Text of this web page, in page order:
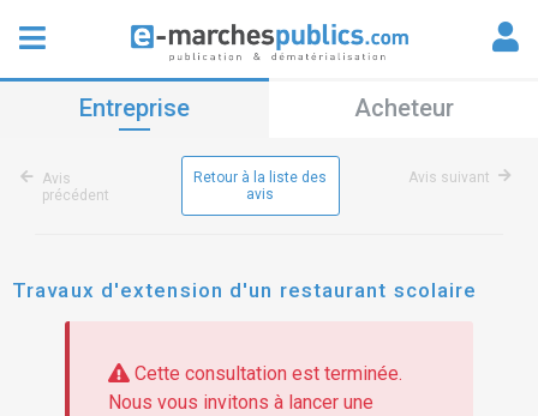
Entreprise Acheteur
Avis
précédent
Retour à la liste des
avis
Avis suivant
Travaux d'extension d'un restaurant scolaire
Cette consultation est terminée.
Nous vous invitons à lancer une